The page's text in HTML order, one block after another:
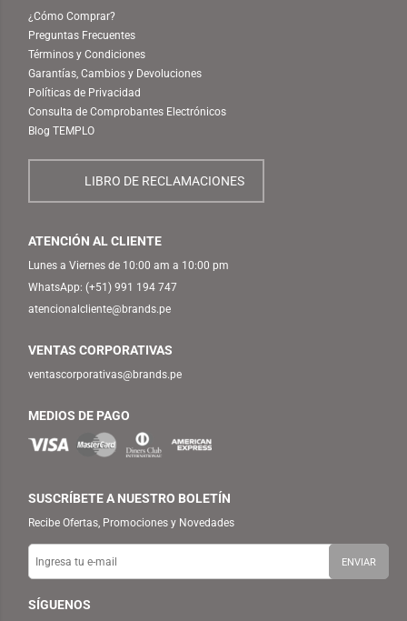
¿Cómo Comprar?
Preguntas Frecuentes
Términos y Condiciones
Garantías, Cambios y Devoluciones
Políticas de Privacidad
Consulta de Comprobantes Electrónicos
Blog TEMPLO
LIBRO DE RECLAMACIONES
ATENCIÓN AL CLIENTE
Lunes a Viernes de 10:00 am a 10:00 pm
WhatsApp: (+51) 991 194 747
atencionalcliente@brands.pe
VENTAS CORPORATIVAS
ventascorporativas@brands.pe
MEDIOS DE PAGO
SUSCRÍBETE A NUESTRO BOLETÍN
Recibe Ofertas, Promociones y Novedades
SÍGUENOS